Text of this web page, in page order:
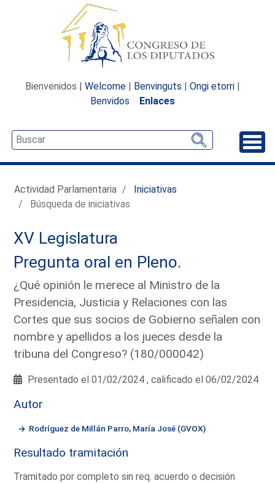
Bienvenidos | Welcome | Benvinguts | Ongi etorri |
Benvidos
Enlaces
Actividad Parlamentaria
Iniciativas
Búsqueda de iniciativas
XV Legislatura
Pregunta oral en Pleno.
¿Qué opinión le merece al Ministro de la
Presidencia, Justicia y Relaciones con las
Cortes que sus socios de Gobierno señalen con
nombre y apellidos a los jueces desde la
tribuna del Congreso? (180/000042)
Presentado el 01/02/2024 , calificado el 06/02/2024
Autor
Rodríguez de Millán Parro, María José (GVOX)
Resultado tramitación
Tramitado por completo sin req. acuerdo o decisión